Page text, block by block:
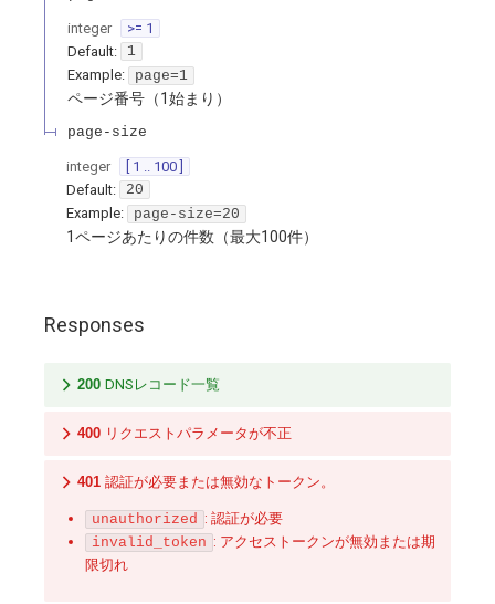
integer
>= 1
Default:
1
Example:
page=1
ページ番号（1始まり）
page-size
integer
[ 1 .. 100 ]
Default:
20
Example:
page-size=20
1ページあたりの件数（最大100件）
Responses
200 DNSレコード一覧
400 リクエストパラメータが不正
401 認証が必要または無効なトークン。
unauthorized : 認証が必要
invalid_token : アクセストークンが無効または期
限切れ